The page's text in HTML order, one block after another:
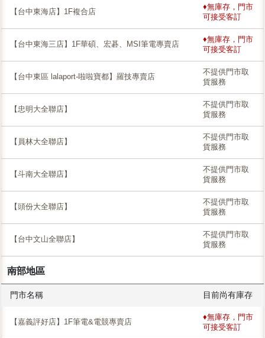
【台中東海店】1F複合店
♦無庫存，門市
可接受客訂
【台中東海三店】1F華碩、宏碁、MSI筆電專賣店
♦無庫存，門市
可接受客訂
【台中東區 lalaport-啦啦寶都】羅技專賣店
不提供門市取
貨服務
【忠明大全聯店】
不提供門市取
貨服務
【員林大全聯店】
不提供門市取
貨服務
【斗南大全聯店】
不提供門市取
貨服務
【頭份大全聯店】
不提供門市取
貨服務
【台中文山全聯店】
不提供門市取
貨服務
南部地區
門市名稱 目前尚有庫存
【嘉義評好店】1F筆電&電競專賣店
♦無庫存，門市
可接受客訂